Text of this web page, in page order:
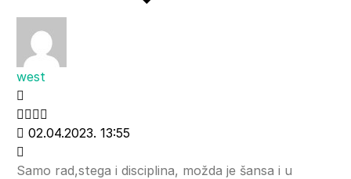
west
02.04.2023. 13:55
Samo rad,stega i disciplina, možda je šansa i u